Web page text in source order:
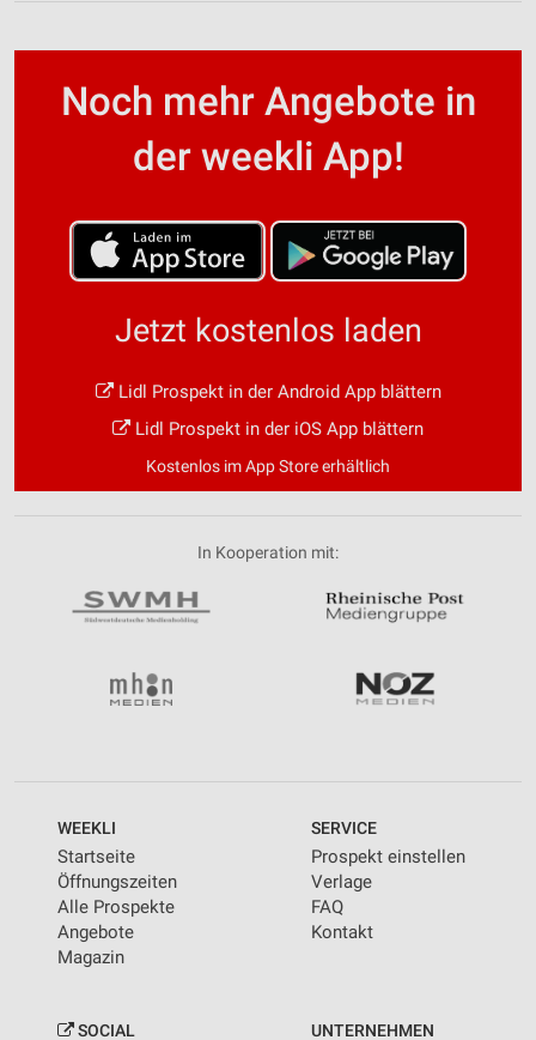
Noch mehr Angebote in
der weekli App!
Jetzt kostenlos laden
Lidl Prospekt in der Android App blättern
Lidl Prospekt in der iOS App blättern
Kostenlos im App Store erhältlich
In Kooperation mit:
WEEKLI
Startseite
Öffnungszeiten
Alle Prospekte
Angebote
Magazin
SERVICE
Prospekt einstellen
Verlage
FAQ
Kontakt
SOCIAL UNTERNEHMEN